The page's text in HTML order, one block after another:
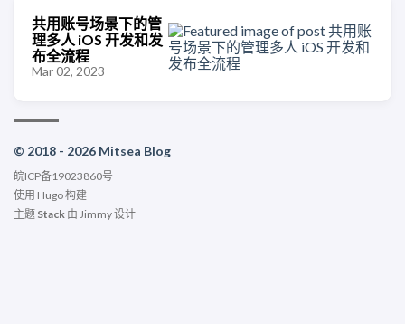
共用账号场景下的管
理多人 iOS 开发和发
布全流程
Mar 02, 2023
© 2018 - 2026 Mitsea Blog
皖ICP备19023860号
使用 Hugo构建
主题 Stack 由 Jimmy设计